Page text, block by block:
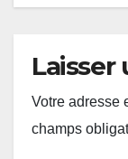
Laisser
Votre adresse
champs